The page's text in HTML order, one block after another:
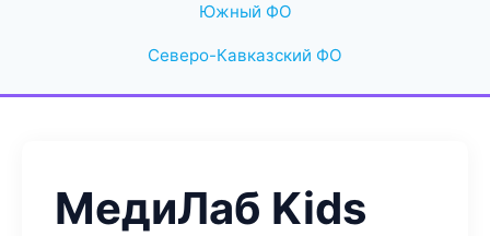
Южный ФО
Северо-Кавказский ФО
МедиЛаб Kids